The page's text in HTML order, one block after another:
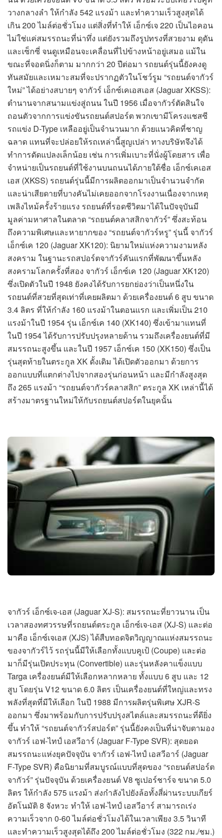
วางกลางลำ ให้กำลัง 542 แรงม้า และทำความเร็วสูงสุดได้
เกิน 200 ไมล์ต่อชั่วโมง แต่สิ่งที่ทำให้ เอ็กซ์เจ 220 เป็นไอคอน
ไม่ใช่แค่สมรรถนะที่น่าทึ่ง แต่ยังรวมถึงรูปทรงที่สวยงาม ดุดัน
และเซ็กซี่ จนดูเหมือนจะเคลื่อนที่ไปข้างหน้าอยู่เสมอ แม้ใน
ขณะที่จอดนิ่งก็ตาม มากกว่า 20 ปีต่อมา รถยนต์รุ่นนี้ยังคงดู
ทันสมัยและเหมาะสมที่จะปรากฏตัวในโชว์รูม “รถยนต์จากัวร์
ใหม่” ได้อย่างสบายๆ จากัวร์ เอ็กซ์เคเอสเอส (Jaguar XKSS):
ตำนานจากสนามแข่งสู่ถนน ในปี 1956 เมื่อจากัวร์ตัดสินใจ
ถอนตัวจากการแข่งขันรถยนต์สปอร์ต พวกเขามีโครงแชสซี
รถแข่ง D-Type เหลืออยู่เป็นจำนวนมาก ด้วยแนวคิดที่ชาญ
ฉลาด แทนที่จะปล่อยให้รถเหล่านี้สูญเปล่า ทางบริษัทจึงได้
ทำการดัดแปลงเล็กน้อย เช่น การเพิ่มเบาะที่นั่งผู้โดยสาร เพื่อ
จำหน่ายเป็นรถยนต์ที่ใช้งานบนถนนได้ภายใต้ชื่อ เอ็กซ์เคเอส
เอส (XKSS) รถยนต์รุ่นนี้มีการผลิตออกมาเป็นจำนวนจำกัด
และน่าเสียดายที่บางคันไม่เคยออกจากโรงงานเนื่องจากเหตุ
เพลิงไหม้ครั้งร้ายแรง รถยนต์ที่รอดชีวิตมาได้ในปัจจุบันมี
มูลค่ามหาศาลในตลาด “รถยนต์คลาสสิกจากัวร์” ซึ่งสะท้อน
ถึงความพิเศษและหายากของ “รถยนต์จากัวร์หรู” รุ่นนี้ จากัวร์
เอ็กซ์เค 120 (Jaguar XK120): นิยามใหม่แห่งความงามหลัง
สงคราม ในฐานะรถสปอร์ตจากัวร์คันแรกที่พัฒนาขึ้นหลัง
สงครามโลกครั้งที่สอง จากัวร์ เอ็กซ์เค 120 (Jaguar XK120)
ซึ่งเปิดตัวในปี 1948 ยังคงได้รับการยกย่องว่าเป็นหนึ่งใน
รถยนต์ที่สวยที่สุดเท่าที่เคยผลิตมา ด้วยเครื่องยนต์ 6 สูบ ขนาด
3.4 ลิตร ที่ให้กำลัง 160 แรงม้าในตอนแรก และเพิ่มเป็น 210
แรงม้าในปี 1954 รุ่น เอ็กซ์เค 140 (XK140) ซึ่งเข้ามาแทนที่
ในปี 1954 ได้รับการปรับปรุงหลายด้าน รวมถึงเครื่องยนต์ที่มี
สมรรถนะสูงขึ้น และในปี 1957 เอ็กซ์เค 150 (XK150) ซึ่งเป็น
รุ่นสุดท้ายในตระกูล XK ดั้งเดิม ได้เปิดตัวออกมา ด้วยการ
ออกแบบที่แตกต่างไปจากสองรุ่นก่อนหน้า และมีกำลังสูงสุด
ถึง 265 แรงม้า “รถยนต์จากัวร์คลาสสิก” ตระกูล XK เหล่านี้ได้
สร้างมาตรฐานใหม่ให้กับรถยนต์สปอร์ตในยุคนั้น
จากัวร์ เอ็กซ์เจ-เอส (Jaguar XJ-S): สมรรถนะที่ยาวนาน เป็น
เวลาสองทศวรรษที่รถยนต์ตระกูล เอ็กซ์เจ-เอส (XJ-S) และต่อ
มาคือ เอ็กซ์เจเอส (XJS) ได้สืบทอดจิตวิญญาณแห่งสมรรถนะ
ของจากัวร์ไว้ รถรุ่นนี้มีให้เลือกทั้งแบบคูเป้ (Coupe) และต่อ
มาก็มีรุ่นเปิดประทุน (Convertible) และรุ่นหลังคาแข็งแบบ
Targa เครื่องยนต์มีให้เลือกหลากหลาย ทั้งแบบ 6 สูบ และ 12
สูบ โดยรุ่น V12 ขนาด 6.0 ลิตร เป็นเครื่องยนต์ที่ใหญ่และทรง
พลังที่สุดที่มีให้เลือก ในปี 1988 มีการผลิตรุ่นพิเศษ XJR-S
ออกมา ซึ่งมาพร้อมกับการปรับปรุงสไตล์และสมรรถนะที่ดียิ่ง
ขึ้น ทำให้ “รถยนต์จากัวร์สปอร์ต” รุ่นนี้ยังคงเป็นที่น่าจับตามอง
จากัวร์ เอฟ-ไทป์ เอสวีอาร์ (Jaguar F-Type SVR): สุดยอด
สมรรถนะแห่งยุคปัจจุบัน จากัวร์ เอฟ-ไทป์ เอสวีอาร์ (Jaguar
F-Type SVR) คือนิยามที่สมบูรณ์แบบที่สุดของ “รถยนต์สปอร์ต
จากัวร์” รุ่นปัจจุบัน ด้วยเครื่องยนต์ V8 ซูเปอร์ชาร์จ ขนาด 5.0
ลิตร ให้กำลัง 575 แรงม้า ส่งกำลังไปยังล้อทั้งสี่ผ่านระบบเกียร์
อัตโนมัติ 8 จังหวะ ทำให้ เอฟ-ไทป์ เอสวีอาร์ สามารถเร่ง
ความเร็วจาก 0-60 ไมล์ต่อชั่วโมงได้ในเวลาเพียง 3.5 วินาที
และทำความเร็วสูงสุดได้ถึง 200 ไมล์ต่อชั่วโมง (322 กม./ชม.)